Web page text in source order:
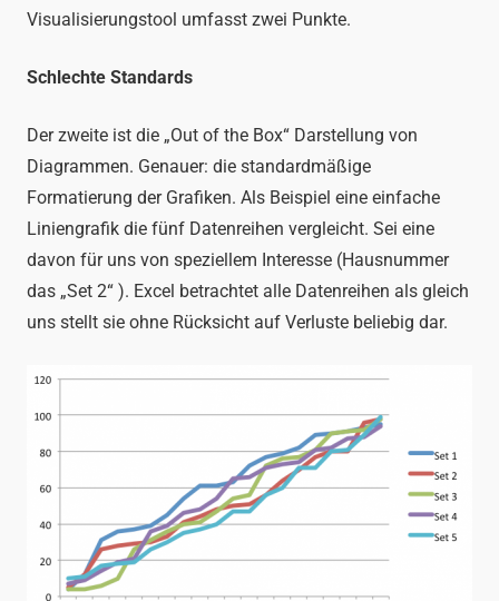
Visualisierungstool umfasst zwei Punkte.
Schlechte Standards
Der zweite ist die „Out of the Box“ Darstellung von
Diagrammen. Genauer: die standardmäßige
Formatierung der Grafiken. Als Beispiel eine einfache
Liniengrafik die fünf Datenreihen vergleicht. Sei eine
davon für uns von speziellem Interesse (Hausnummer
das „Set 2“ ). Excel betrachtet alle Datenreihen als gleich
uns stellt sie ohne Rücksicht auf Verluste beliebig dar.